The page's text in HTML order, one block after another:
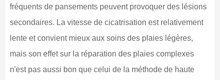
fréquents de pansements peuvent provoquer des lésions
secondaires. La vitesse de cicatrisation est relativement
lente et convient mieux aux soins des plaies légères,
mais son effet sur la réparation des plaies complexes
n'est pas aussi bon que celui de la méthode de haute